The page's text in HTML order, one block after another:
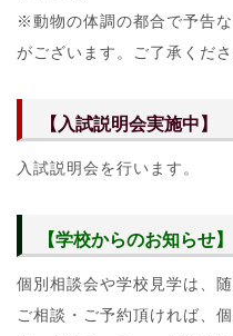
※動物の体調の都合で予告
がございます。ご了承くださ
【入試説明会実施中】
入試説明会を行います。
【学校からのお知らせ】
個別相談会や学校見学は、
ご相談・ご予約頂ければ、